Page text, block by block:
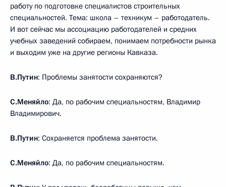
работу по подготовке специалистов строительных
специальностей. Тема: школа – техникум – работодатель.
И вот сейчас мы ассоциацию работодателей и средних
учебных заведений собираем, понимаем потребности рынка
и выходим уже на другие регионы Кавказа.
В.Путин: Проблемы занятости сохраняются?
С.Меняйло: Да, по рабочим специальностям, Владимир
Владимирович.
В.Путин: Сохраняется проблема занятости.
С.Меняйло: Да, по рабочим специальностям.